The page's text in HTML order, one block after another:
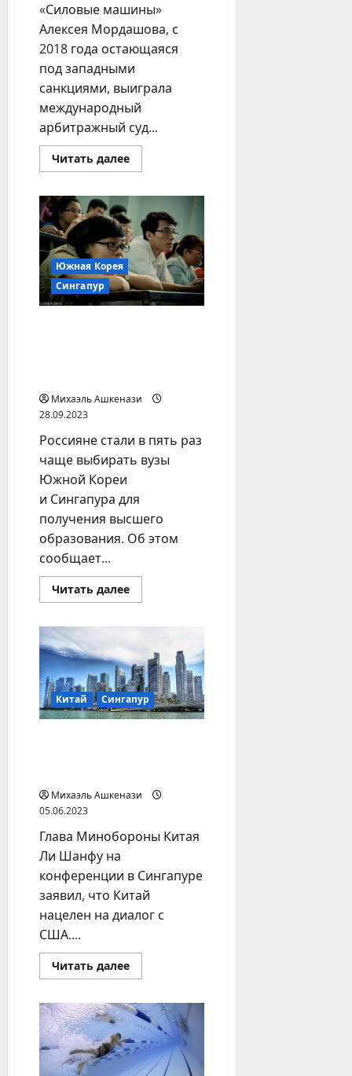
«Силовые машины»
Алексея Мордашова, с
2018 года остающаяся
под западными
санкциями, выиграла
международный
арбитражный суд...
Читать далееПрочитать
больше
подсанкционная
компания
выиграла
арбитраж.
Но
Сингапуре
Южная Корея
Сингапур
Михаэль Ашкенази
28.09.2023
Россияне стали в пять раз
чаще выбирать вузы
Южной Кореи
и Сингапура для
получения высшего
образования. Об этом
сообщает...
Читать далееПрочитать
больше
в
Южную
Корею
и
Сингапур
Китай Сингапур
Михаэль Ашкенази
05.06.2023
Глава Минобороны Китая
Ли Шанфу на
конференции в Сингапуре
заявил, что Китай
нацелен на диалог с
США....
Читать далееПрочитать
больше
КНР:
Китай
и
Штаты
должны
искать